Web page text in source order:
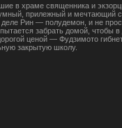
в храме священника и
прилежный и мечтающий
Рин — полудемон, и не
забрать домой,
ценой — Фудзимото
закрытую школу.